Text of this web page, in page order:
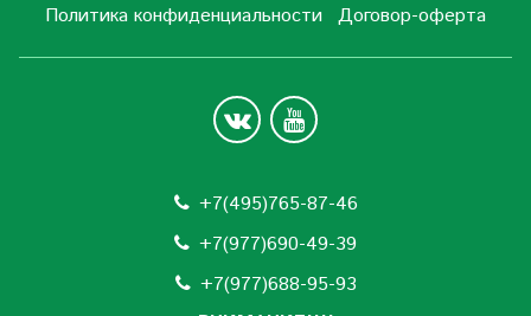
Политика конфиденциальности Договор-оферта
+7(495)765-87-46
+7(977)690-49-39
+7(977)688-95-93